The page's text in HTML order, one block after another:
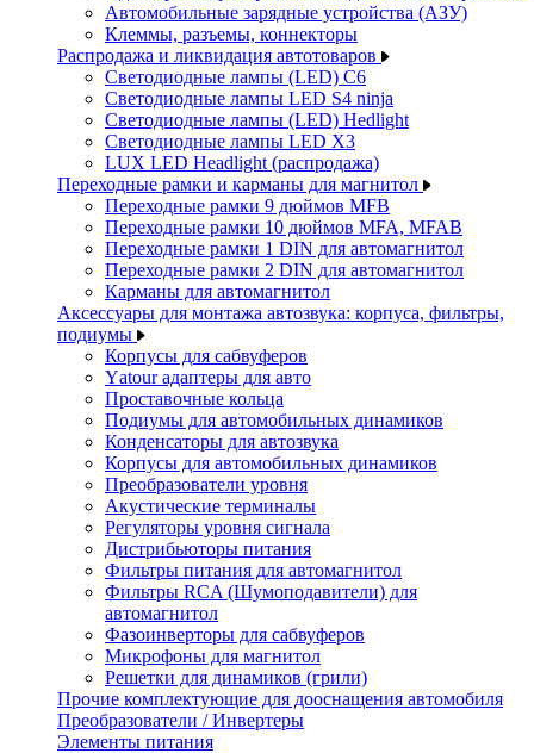
Автомобильные зарядные устройства (АЗУ)
Клеммы, разъемы, коннекторы
Распродажа и ликвидация автотоваров
Светодиодные лампы (LED) C6
Светодиодные лампы LED S4 ninja
Светодиодные лампы (LED) Hedlight
Светодиодные лампы LED X3
LUX LED Headlight (распродажа)
Переходные рамки и карманы для магнитол
Переходные рамки 9 дюймов MFB
Переходные рамки 10 дюймов MFA, MFAB
Переходные рамки 1 DIN для автомагнитол
Переходные рамки 2 DIN для автомагнитол
Карманы для автомагнитол
Аксессуары для монтажа автозвука: корпуса, фильтры,
подиумы
Корпусы для сабвуферов
Yаtour адаптеры для авто
Проставочные кольца
Подиумы для автомобильных динамиков
Конденсаторы для автозвука
Корпусы для автомобильных динамиков
Преобразователи уровня
Акустические терминалы
Регуляторы уровня сигнала
Дистрибьюторы питания
Фильтры питания для автомагнитол
Фильтры RCA (Шумоподавители) для
автомагнитол
Фазоинверторы для сабвуферов
Микрофоны для магнитол
Решетки для динамиков (грили)
Прочие комплектующие для дооснащения автомобиля
Преобразователи / Инвертеры
Элементы питания